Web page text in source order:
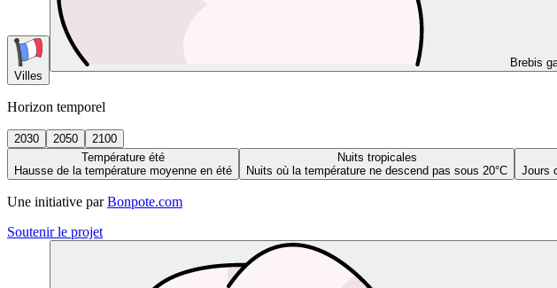
Villes
Brebis
Horizon temporel
2030 2050
2100
Température été
Hausse de la température moyenne en été
Nuits tropicales
Nuits où la température ne descend pas sous 20°C
Jours
Une initiative par Bonpote.com
Soutenir le projet